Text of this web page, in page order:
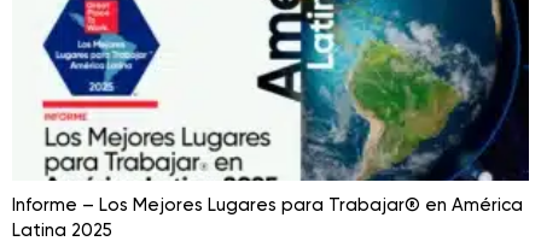
Informe – Los Mejores Lugares para Trabajar® en América
Latina 2025